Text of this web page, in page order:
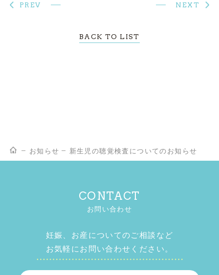
PREV NEXT
BACK TO LIST
お知らせ 新生児の聴覚検査についてのお知らせ
CONTACT
お問い合わせ
妊娠、お産についてのご相談など
お気軽にお問い合わせください。